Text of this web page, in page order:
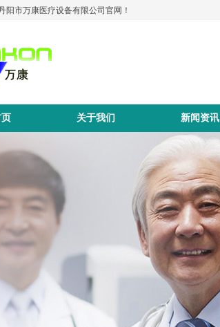
阳市万康医疗设备有限公司官网！
页 关于我们 新闻资讯